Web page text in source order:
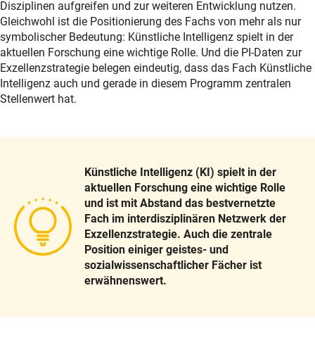
Disziplinen aufgreifen und zur weiteren Entwicklung nutzen.
Gleichwohl ist die Positionierung des Fachs von mehr als nur
symbolischer Bedeutung: Künstliche Intelligenz spielt in der
aktuellen Forschung eine wichtige Rolle. Und die PI-Daten zur
Exzellenzstrategie belegen eindeutig, dass das Fach Künstliche
Intelligenz auch und gerade in diesem Programm zentralen
Stellenwert hat.
Künstliche Intelligenz (KI) spielt in der
aktuellen Forschung eine wichtige Rolle
und ist mit Abstand das bestvernetzte
Fach im interdisziplinären Netzwerk der
Exzellenzstrategie. Auch die zentrale
Position einiger geistes- und
sozialwissenschaftlicher Fächer ist
erwähnenswert.